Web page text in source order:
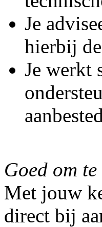
Je
hierbij
Je werkt
Goed om
Met jouw
direct bij